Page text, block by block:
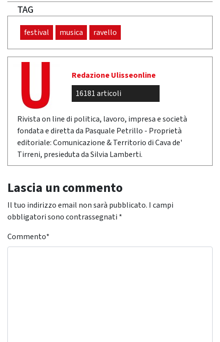
TAG
festival musica ravello
Redazione Ulisseonline
16181 articoli
Rivista on line di politica, lavoro, impresa e società
fondata e diretta da Pasquale Petrillo - Proprietà
editoriale: Comunicazione & Territorio di Cava de'
Tirreni, presieduta da Silvia Lamberti.
Lascia un commento
Il tuo indirizzo email non sarà pubblicato. I campi
obbligatori sono contrassegnati *
Commento*